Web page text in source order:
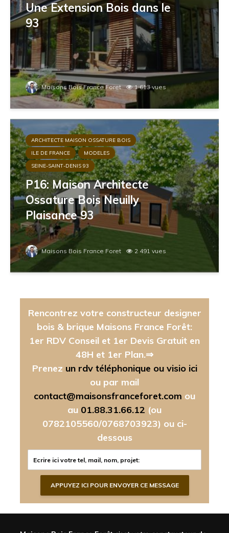
Une Extension Bois dans le
93
Maisons Bois France Foret 1 613 vues
ARCHITECTE MAISON OSSATURE BOIS
ILE DE FRANCE
MODELES
SEINE-SAINT-DENIS 93
P16: Maison Architecte
Ossature Bois Neuilly
Plaisance 93
Maisons Bois France Foret 2 491 vues
Rencontrez votre constructeur designer
bois & brique Maisons France Forêt:
1er RDV Conseil et 1er Devis Gratuit en
48H et 1er Plan.⇒
Prenez un rdv téléphonique ou visio ici
ou par mail
contact@maisonsfranceforet.com ou
au 01.88.31.66.12 (ou
0782105560/0768703923) ou ci-
dessous